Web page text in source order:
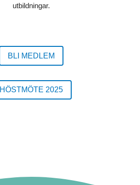
utbildningar.
BLI MEDLEM
HÖSTMÖTE 2025